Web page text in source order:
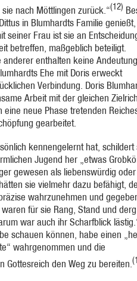
nach Möttlingen zurück.“(12)
in Blumhardts Familie
seiner Frau ist sie an
betreffen, maßgeblich beteiligt.
enthalten keine
Ehe mit Doris erweckt
Verbindung. Doris
Arbeit mit der gleichen
neue Phase tretenden
gearbeitet.
kennengelernt hat, schildert
Jugend her „etwas
gewesen als liebenswürdig oder
sie vielmehr dazu befähigt,
wahrzunehmen und
für sie Rang, Stand und
war auch ihr Scharfblick
schauen können, habe einen
wahrgenommen und die
Gottesreich den Weg zu bereiten.